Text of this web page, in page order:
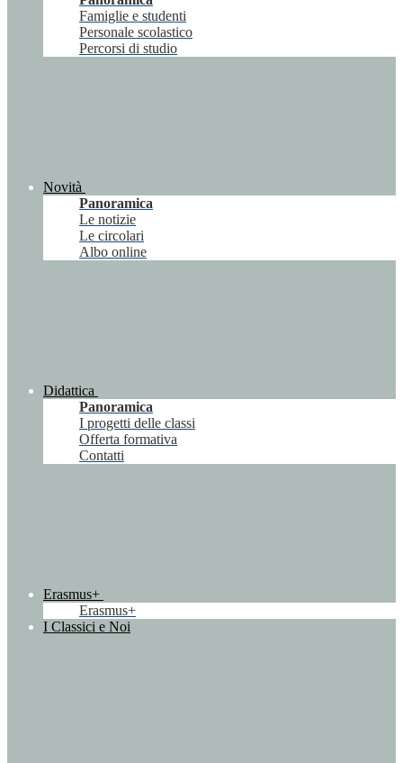
Famiglie e studenti
Personale scolastico
Percorsi di studio
Novità
Panoramica
Le notizie
Le circolari
Albo online
Didattica
Panoramica
I progetti delle classi
Offerta formativa
Contatti
Erasmus+
Erasmus+
I Classici e Noi